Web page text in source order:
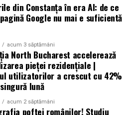
din Constanța în era AI: de ce
Google nu mai e suficientă
acum 3 săptămâni
North Bucharest accelerează
pieței rezidențiale |
utilizatorilor a crescut cu 42%
lună
acum 2 săptămâni
poftei românilor! Studiu